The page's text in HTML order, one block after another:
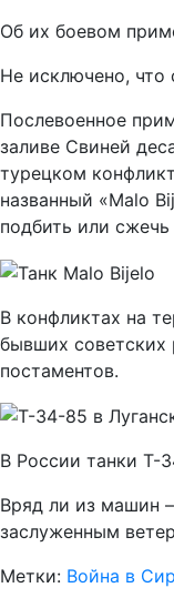
Об их боевом
Не исключено,
Послевоенное
заливе Свиней
турецком
названный «Malo
подбить или
В конфликтах на
бывших советских
постаментов.
В России танки Т-
Вряд ли из машин
заслуженным
Метки: Война в